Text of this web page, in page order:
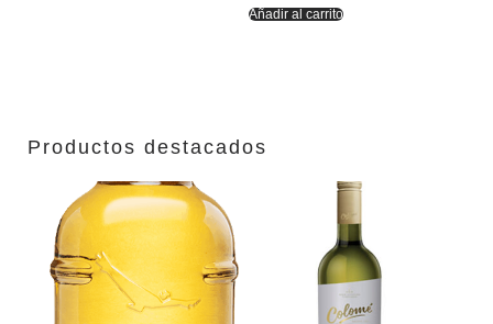
Añadir al carrito
Productos destacados